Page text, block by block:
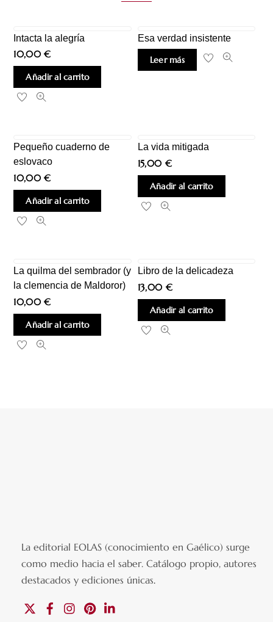
Intacta la alegría
10,00€
Añadir al carrito
Esa verdad insistente
Leer más
Pequeño cuaderno de
eslovaco
10,00€
Añadir al carrito
La vida mitigada
15,00 €
Añadir al carrito
La quilma del sembrador (y
la clemencia de Maldoror)
10,00€
Añadir al carrito
Libro de la delicadeza
13,00 €
Añadir al carrito
La editorial EOLAS (conocimiento en Gaélico) surge
como medio hacia el saber.Catálogo propio, autores
destacados y ediciones únicas.
FacebookInstagramPinterest